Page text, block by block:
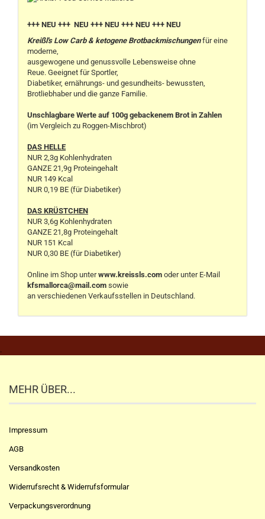
+++ NEU +++ NEU +++ NEU +++ NEU +++ NEU
Kreißl's Low Carb & ketogene Brotbackmischungenfür eine
moderne,
ausgewogene und genussvolle Lebensweise ohne
Reue. Geeignet für Sportler,
Diabetiker, ernährungs- und gesundheits- bewussten,
Brotliebhaber und die ganze Familie.
Unschlagbare Werte auf 100g gebackenem Brot in Zahlen
(im Vergleich zu Roggen-Mischbrot)
DAS HELLE
NUR 2,3g Kohlenhydraten
GANZE 21,9g Proteingehalt
NUR 149 Kcal
NUR 0,19 BE (für Diabetiker)
DAS KRÜSTCHEN
NUR 3,6g Kohlenhydraten
GANZE 21,8g Proteingehalt
NUR 151 Kcal
NUR 0,30 BE (für Diabetiker)
Online im Shop unterwww.kreissls.com oder unter E-Mail
kfsmallorca@mail.com sowie
an verschiedenen Verkaufsstellen in Deutschland.
.
MEHR ÜBER...
Impressum
AGB
Versandkosten
Widerrufsrecht & Widerrufsformular
Verpackungsverordnung